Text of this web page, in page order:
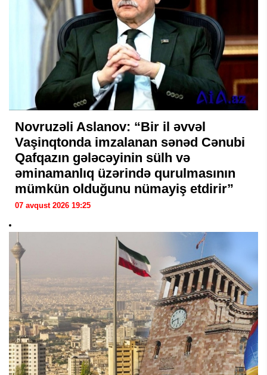
Novruzəli Aslanov: “Bir il əvvəl
Vaşinqtonda imzalanan sənəd Cənubi
Qafqazın gələcəyinin sülh və
əminamanlıq üzərində qurulmasının
mümkün olduğunu nümayiş etdirir”
07 avqust 2026 19:25